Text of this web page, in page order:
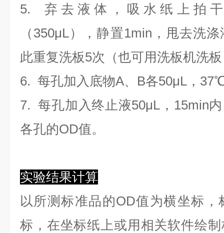
5. 弃去液体，吸水纸上拍
（350μL）
，静置1min，甩去洗
此重复洗板5次（也可用洗板机洗
6. 每孔加入底物A、B各50μL，
7. 每孔加入终止液50μL，15min
各孔的OD值。
实验结果计算
以所测标准品的OD值为横坐标，
标，在坐标纸上或用相关软件绘制